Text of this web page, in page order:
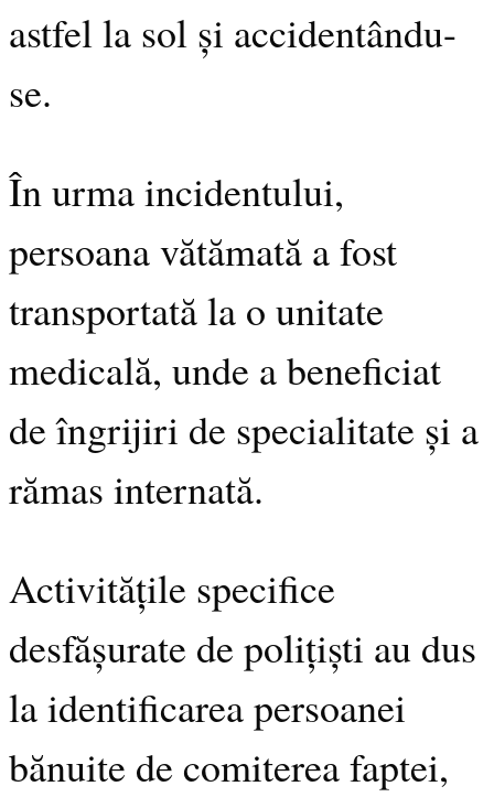
astfel la sol și accidentându-
se.
În urma incidentului,
persoana vătămată a fost
transportată la o unitate
medicală, unde a beneficiat
de îngrijiri de specialitate și a
rămas internată.
Activitățile specifice
desfășurate de polițiști au dus
la identificarea persoanei
bănuite de comiterea faptei,